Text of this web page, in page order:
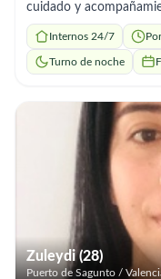
cuidado y
persona seria,
Servicios que ofrezco: ✔️ Aseo e higiene personal ✔️ Ayuda en
la movilidad ✔️ Preparación de comidas y control de rutinas
compañía trabajo con total compromiso, respeto y confianza.
📍 Ubicación: Valencia ⏰ Disponibilidad: Por horas / Jornada
pones tu
Internos 24/7
Turno de noche
Zuleydi (28)
Puerto de Sagunto /